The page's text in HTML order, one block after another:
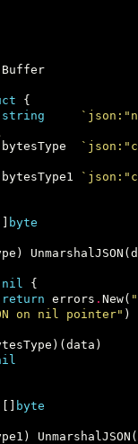
Buffer
{
string
bytesType
bytesType1
byte
) UnmarshalJSON (
nil
{
return errors . New(
on nil pointer" )
)( data )
byte
) UnmarshalJSON (